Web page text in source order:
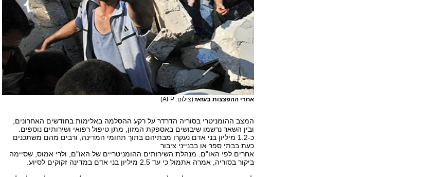
אחרי ההפצצות בעזאז (צילום: AFP)
המצב ההומניטרי בסוריה הדרדר על רקע ההסלמה באלימות בחודשים האחרונים,
ובין השאר נרשמו שיבושים באספקת המזון, מתן טיפול רפואי ושירותים נוספים.
כ-1.2 מיליון בני אדם נעקרו מבתיהם בתוך תחומי המדינה, ורבים מהם משתכנים
כעת בבתי ספר או בבנייני ציבור
אחרים לפי האו"ם. מנהלת השירותים ההומניטריים של האו"ם, ולרי אמוס, שסיימה
ביקור בסוריה, אמרה אתמול כי עד 2.5 מיליון בני אדם במדינה זקוקים לסיוע.